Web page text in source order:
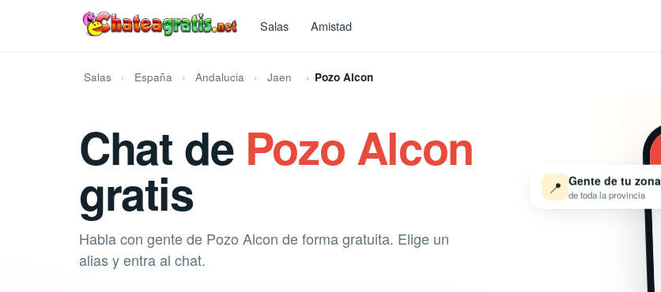
Salas Amistad
Salas España Andalucia Jaen Pozo Alcon
Chat de Pozo Alcon
gratis
Habla con gente de Pozo Alcon de forma gratuita. Elige un
alias y entra al chat.
📍 Gente de tu zona
de toda la provincia